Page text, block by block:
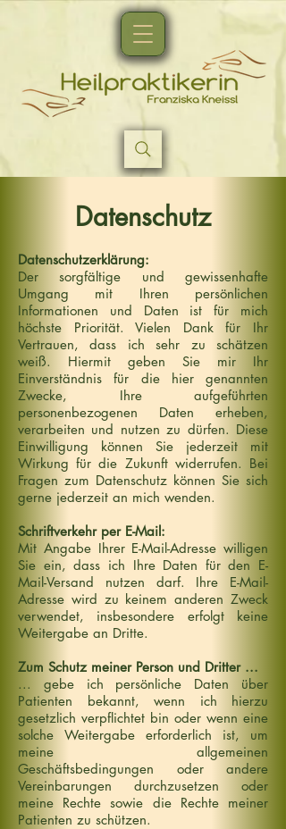
Datenschutz
Datenschutzerklärung:
Der sorgfältige und gewissenhafte
Umgang mit Ihren persönlichen
Informationen und Daten ist für mich
höchste Priorität. Vielen Dank für Ihr
Vertrauen, dass ich sehr zu schätzen
weiß. Hiermit geben Sie mir Ihr
Einverständnis für die hier genannten
Zwecke, Ihre aufgeführten
personenbezogenen Daten erheben,
verarbeiten und nutzen zu dürfen. Diese
Einwilligung können Sie jederzeit mit
Wirkung für die Zukunft widerrufen. Bei
Fragen zum Datenschutz können Sie sich
gerne jederzeit an mich wenden.
Schriftverkehr per E-Mail:
Mit Angabe Ihrer E-Mail-Adresse willigen
Sie ein, dass ich Ihre Daten für den E-
Mail-Versand nutzen darf. Ihre E-Mail-
Adresse wird zu keinem anderen Zweck
verwendet, insbesondere erfolgt keine
Weitergabe an Dritte.
Zum Schutz meiner Person und Dritter ...
... gebe ich persönliche Daten über
Patienten bekannt, wenn ich hierzu
gesetzlich verpflichtet bin oder wenn eine
solche Weitergabe erforderlich ist, um
meine allgemeinen
Geschäftsbedingungen oder andere
Vereinbarungen durchzusetzen oder
meine Rechte sowie die Rechte meiner
Patienten zu schützen.